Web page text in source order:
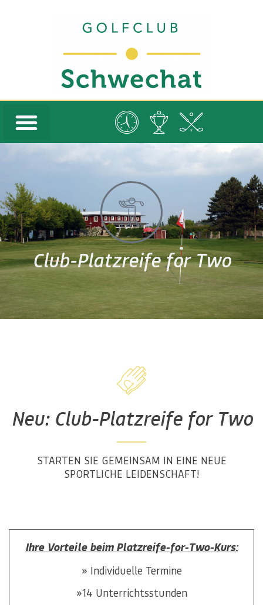
Club-Platzreife for Two
Neu: Club-Platzreife for Two
STARTEN SIE GEMEINSAM IN EINE NEUE
SPORTLICHE LEIDENSCHAFT!
Ihre Vorteile beim Platzreife-for-Two-Kurs:
» Individuelle Termine
»14 Unterrichtsstunden